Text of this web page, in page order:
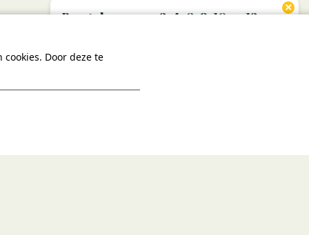
Door deze te
Bungalows voor 2, 4, 6, 8, 10 en 12
×
Komt u samen of met de hele familie? Wij